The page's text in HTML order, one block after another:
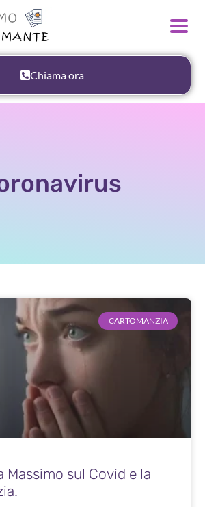
Chiama ora
CARTOMANZIA
Massimo sul Covid e la